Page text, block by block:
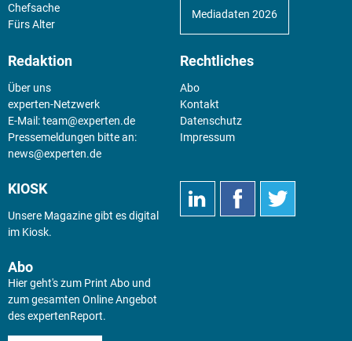
Chefsache
Fürs Alter
Mediadaten 2026
Redaktion
Über uns
experten-Netzwerk
E-Mail:team@experten.de
Pressemeldungen bitte an:
news@experten.de
Rechtliches
Abo
Kontakt
Datenschutz
Impressum
KIOSK
Unsere Magazine gibt es digital
im Kiosk.
Abo
Hier geht's zum Print Abo und
zum gesamten Online Angebot
des expertenReport.